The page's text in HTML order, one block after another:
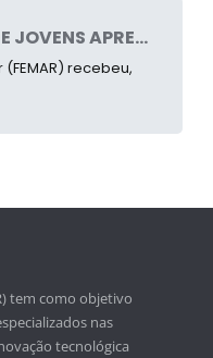
FEMAR RECEBE TURMA DE JOVENS APRENDIZES E REAFIRMA SEU COMPROMISSO COM A FORMAÇÃO DE TALENTOS
recebeu,
tem como objetivo
nas
tecnológica